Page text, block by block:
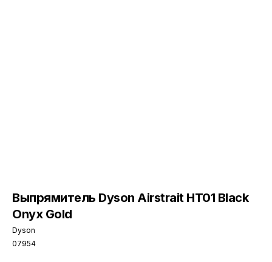
Выпрямитель Dyson Airstrait HT01 Black
Onyx Gold
Dyson
07954